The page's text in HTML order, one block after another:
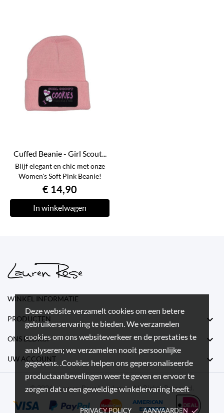
Deze website verzamelt cookies om een betere
gebruikerservaring te bieden. We verzamelen
cookies om ons websiteverkeer en de prestaties te
analyseren; we verzamelen nooit persoonlijke
gegevens. .Cookies helpen ons gepersonaliseerde
productaanbevelingen weer te geven en ervoor te
zorgen dat u een geweldige winkelervaring heeft
PRIVACY POLICY AANVAARDEN done
Cuffed Beanie - Girl Scout...
Blijf elegant en chic met onze
Women's Soft Pink Beanie!
€ 14,90
In winkelwagen
WINKEL INFORMATIE
PRODUCTEN 
ONS BEDRIJF 
UW ACCOUNT 
© 2026 - Lauren Rose Headwear. All Rights Reserved.